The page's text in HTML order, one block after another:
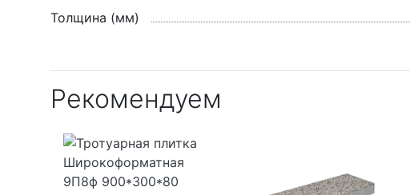
Толщина (мм)
Рекомендуем